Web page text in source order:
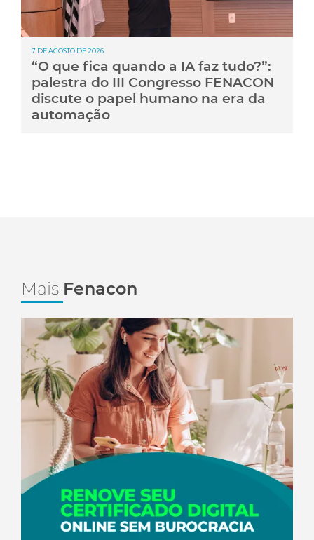
7 DE AGOSTO DE 2026
“O que fica quando a IA faz tudo?”:
palestra do III Congresso FENACON
discute o papel humano na era da
automação
Mais Fenacon